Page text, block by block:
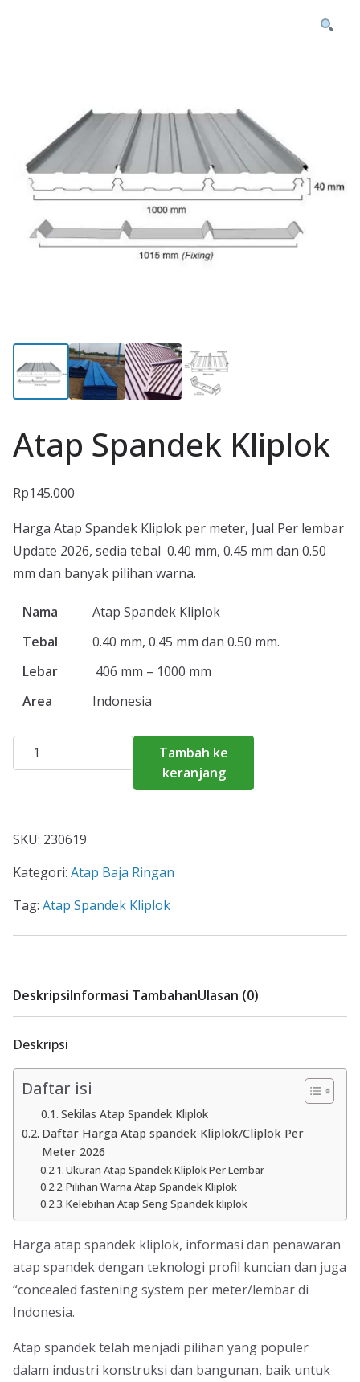
Atap Spandek Kliplok
Rp145.000
Harga Atap Spandek Kliplok per meter, Jual Per lembar
Update 2026, sedia tebal 0.40 mm, 0.45 mm dan 0.50
mm dan banyak pilihan warna.
Nama
Atap Spandek Kliplok
Tebal
0.40 mm, 0.45 mm dan 0.50 mm.
Lebar
406 mm – 1000 mm
Area
Indonesia
Kuantitas
Atap
Tambah ke
keranjang
SKU: 230619
Kategori: Atap Baja Ringan
Tag: Atap Spandek Kliplok
DeskripsiInformasi TambahanUlasan (0)
Deskripsi
Daftar isi
Sekilas Atap Spandek Kliplok
Daftar Harga Atap spandek Kliplok/Cliplok Per
Meter 2026
Ukuran Atap Spandek Kliplok Per Lembar
Pilihan Warna Atap Spandek Kliplok
Kelebihan Atap Seng Spandek kliplok
Harga atap spandek kliplok, informasi dan penawaran
atap spandek dengan teknologi profil kuncian dan juga
“concealed fastening system per meter/lembar di
Indonesia.
Atap spandek telah menjadi pilihan yang populer
dalam industri konstruksi dan bangunan, baik untuk